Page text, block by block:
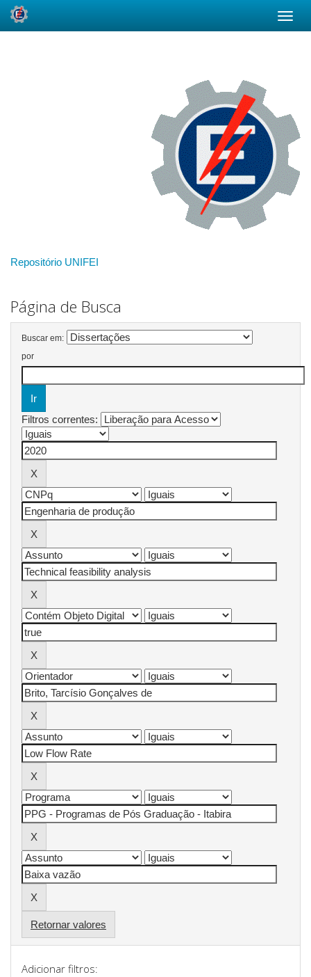
Repositório UNIFEI
Página de Busca
Buscar em:
por
Filtros correntes:
Retornar valores
Adicionar filtros: